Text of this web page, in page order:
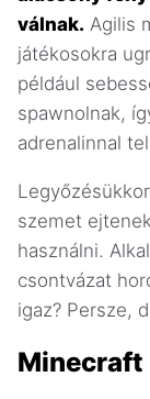
válnak. Agilis
játékosokra
például
spawnolnak,
adrenalinnal
szemet
használni.
csontvázat
igaz? Persze,
Minecraft